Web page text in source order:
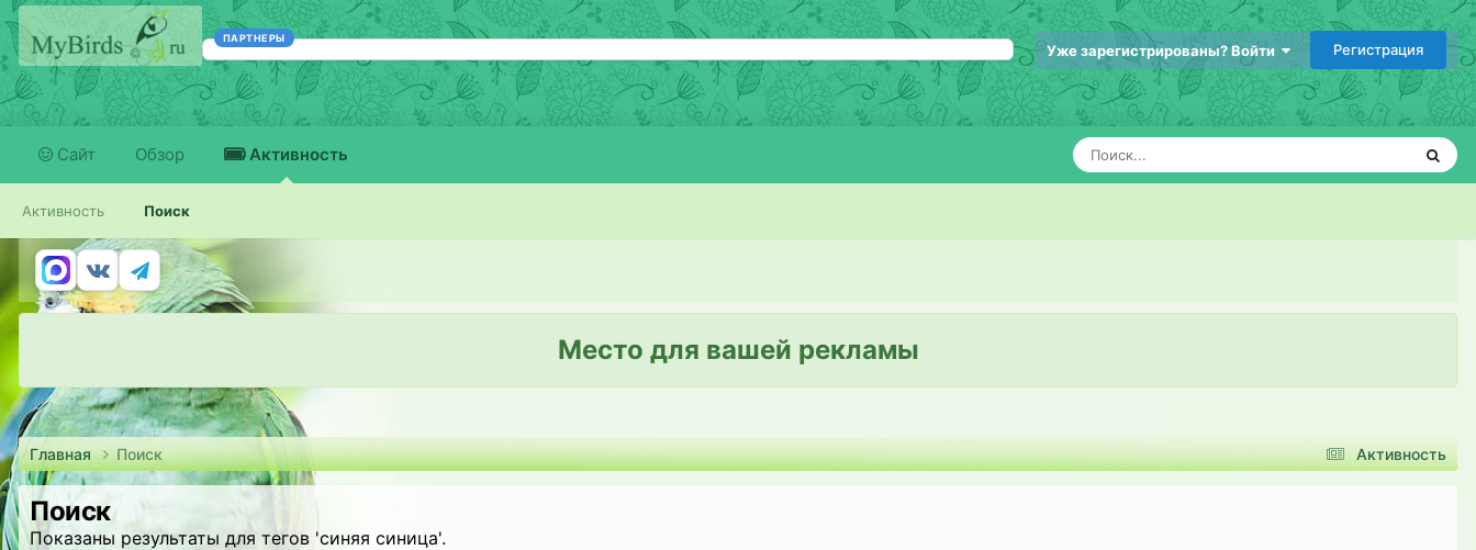
ПАРТНЕРЫ
Уже зарегистрированы? Войти Регистрация
Сайт Обзор Активность
Активность Поиск
Место для вашей рекламы
Активность
Главная Поиск
Поиск
Показаны результаты для тегов 'синяя синица'.